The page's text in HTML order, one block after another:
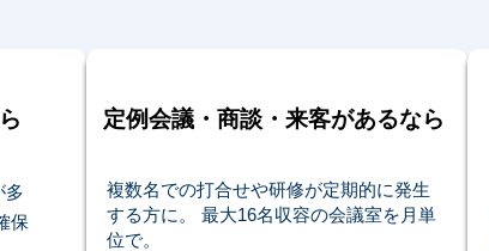
多
保
定例会議・商談・来客があるなら
複数名での打合せや研修が定期的に発生
する方に。 最大16名収容の会議室を月単
位で。